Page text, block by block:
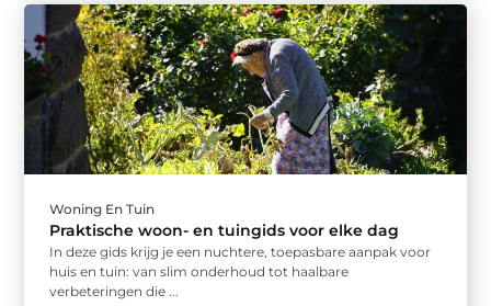
Woning En Tuin
Praktische woon- en tuingids voor elke dag
In deze gids krijg je een nuchtere, toepasbare aanpak voor
huis en tuin: van slim onderhoud tot haalbare
verbeteringen die ...